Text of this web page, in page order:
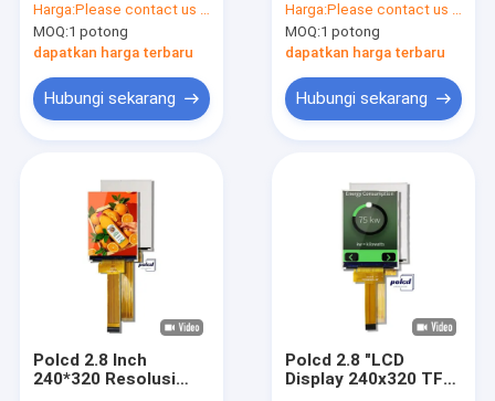
Produk
Tampilan VR
Tentang kami
P023T009-V2
Harga:Please contact us for latest price
MOQ:1 potong
dapatkan harga terbaru
Hubungi sekarang
240x320 Layar Lcm
Harga:Please contact us for latest price
MOQ:1 potong
dapatkan harga terbaru
Hubungi sekarang
Polcd 2.8 Inch
240*320 Resolusi
Polcd 2.8 "LCD
Display 240x320 TFT